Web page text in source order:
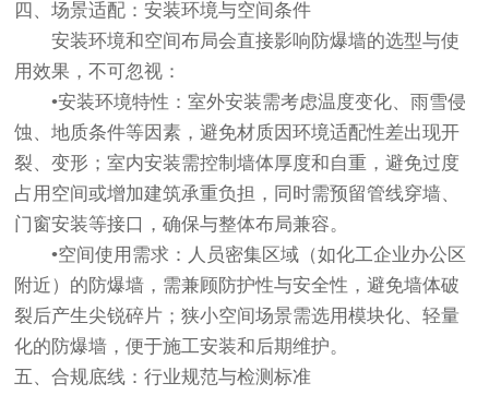
四、场景适配：安装环境与空间条件
安装环境和空间布局会直接影响防爆墙的选型与使
用效果，不可忽视：
•安装环境特性：室外安装需考虑温度变化、雨雪侵
蚀、地质条件等因素，避免材质因环境适配性差出现开
裂、变形；室内安装需控制墙体厚度和自重，避免过度
占用空间或增加建筑承重负担，同时需预留管线穿墙、
门窗安装等接口，确保与整体布局兼容。
•空间使用需求：人员密集区域（如化工企业办公区
附近）的防爆墙，需兼顾防护性与安全性，避免墙体破
裂后产生尖锐碎片；狭小空间场景需选用模块化、轻量
化的防爆墙，便于施工安装和后期维护。
五、合规底线：行业规范与检测标准